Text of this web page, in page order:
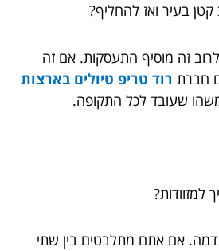
בעיר ואז להחליף?
זה מוסיף התעסקות. אם זה
רוד טריפ טיולים בארצות
שעובד לכל התקופה.
אם אתם מתלבטים בין שתי